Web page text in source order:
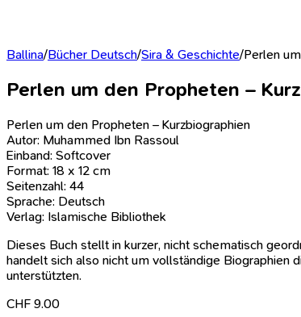
Ballina/Bücher Deutsch/Sira & Geschichte/Perlen
Perlen um den Propheten –
Perlen um den Propheten – Kurzbiographien
Autor: Muhammed Ibn Rassoul
Einband: Softcover
Format: 18 x 12 cm
Seitenzahl: 44
Sprache: Deutsch
Verlag: Islamische Bibliothek
Dieses Buch stellt in kurzer, nicht schematisch
handelt sich also nicht um vollständige Biographien
unterstützten.
CHF 9.00